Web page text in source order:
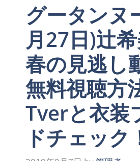
グータンヌ
月27日)辻
春の見逃し
無料視聴方
Tverと衣装
ドチェック